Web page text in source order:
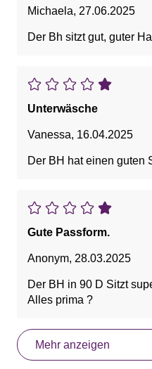
Michaela, 27.06.2025
Der Bh sitzt gut, guter
Unterwäsche
Vanessa, 16.04.2025
Der BH hat einen guten
Gute Passform.
Anonym, 28.03.2025
Der BH in 90 D Sitzt
Alles prima ?
Mehr anzeigen